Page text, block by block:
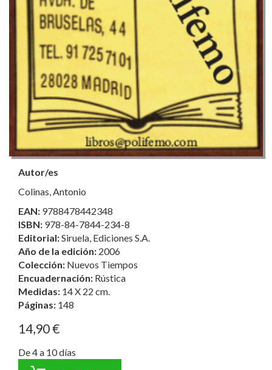
Autor/es
Colinas, Antonio
EAN: 9788478442348
ISBN: 978-84-7844-234-8
Editorial:Siruela, Ediciones S.A.
Año de la edición: 2006
Colección: Nuevos Tiempos
Encuadernación: Rústica
Medidas: 14 X 22 cm.
Páginas: 148
14,90 €
De 4 a 10 días